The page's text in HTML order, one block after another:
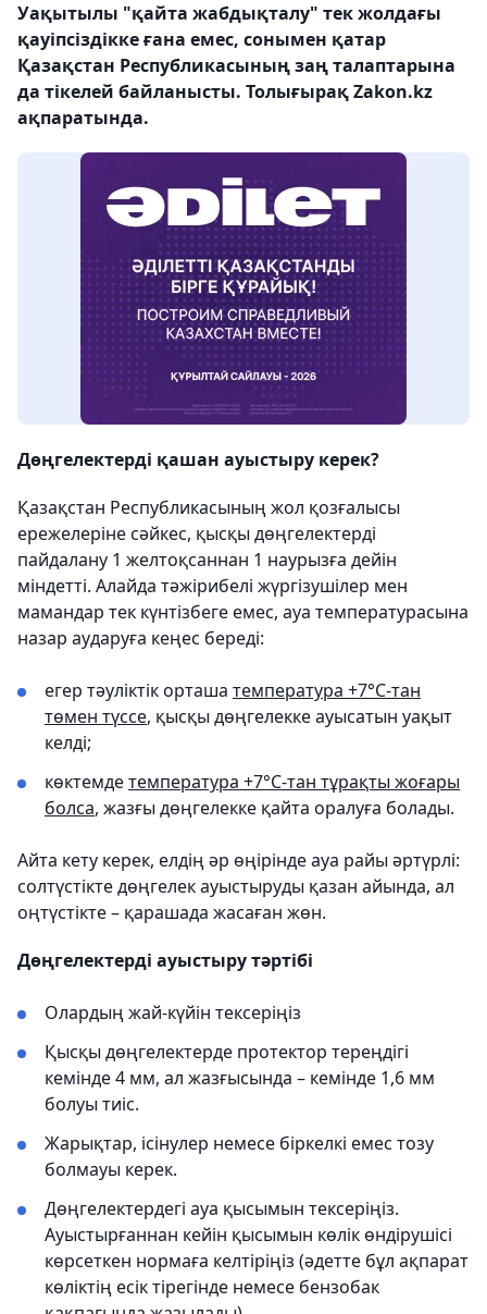
Уақытылы "қайта жабдықталу" тек жолдағы
қауіпсіздікке ғана емес, сонымен қатар
Қазақстан Республикасының заң талаптарына
да тікелей байланысты. Толығырақ Zakon.kz
ақпаратында.
Дөңгелектерді қашан ауыстыру керек?
Қазақстан Республикасының жол қозғалысы
ережелеріне сәйкес, қысқы дөңгелектерді
пайдалану 1 желтоқсаннан 1 наурызға дейін
міндетті. Алайда тәжірибелі жүргізушілер мен
мамандар тек күнтізбеге емес, ауа температурасына
назар аударуға кеңес береді:
егер тәуліктік орташа температура +7°C-тан
төмен түссе, қысқы дөңгелекке ауысатын уақыт
келді;
көктемдетемпература +7°C-тан тұрақты жоғары
болса, жазғы дөңгелекке қайта оралуға болады.
Айта кету керек, елдің әр өңірінде ауа райы әртүрлі:
солтүстікте дөңгелек ауыстыруды қазан айында, ал
оңтүстікте – қарашада жасаған жөн.
Дөңгелектерді ауыстыру тәртібі
Олардың жай-күйін тексеріңіз
Қысқы дөңгелектерде протектор тереңдігі
кемінде 4 мм, ал жазғысында – кемінде 1,6 мм
болуы тиіс.
Жарықтар, ісінулер немесе біркелкі емес тозу
болмауы керек.
Дөңгелектердегі ауа қысымын тексеріңіз.
Ауыстырғаннан кейін қысымын көлік өндірушісі
көрсеткен нормаға келтіріңіз (әдетте бұл ақпарат
көліктің есік тірегінде немесе бензобак